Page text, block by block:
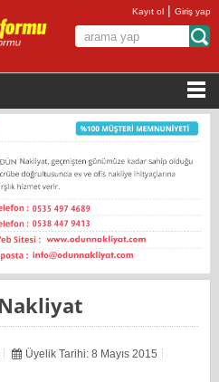
Kayıt ol |Giriş yap
Nakliyat
Üyelik Tarihi: 8 Mayıs 2015